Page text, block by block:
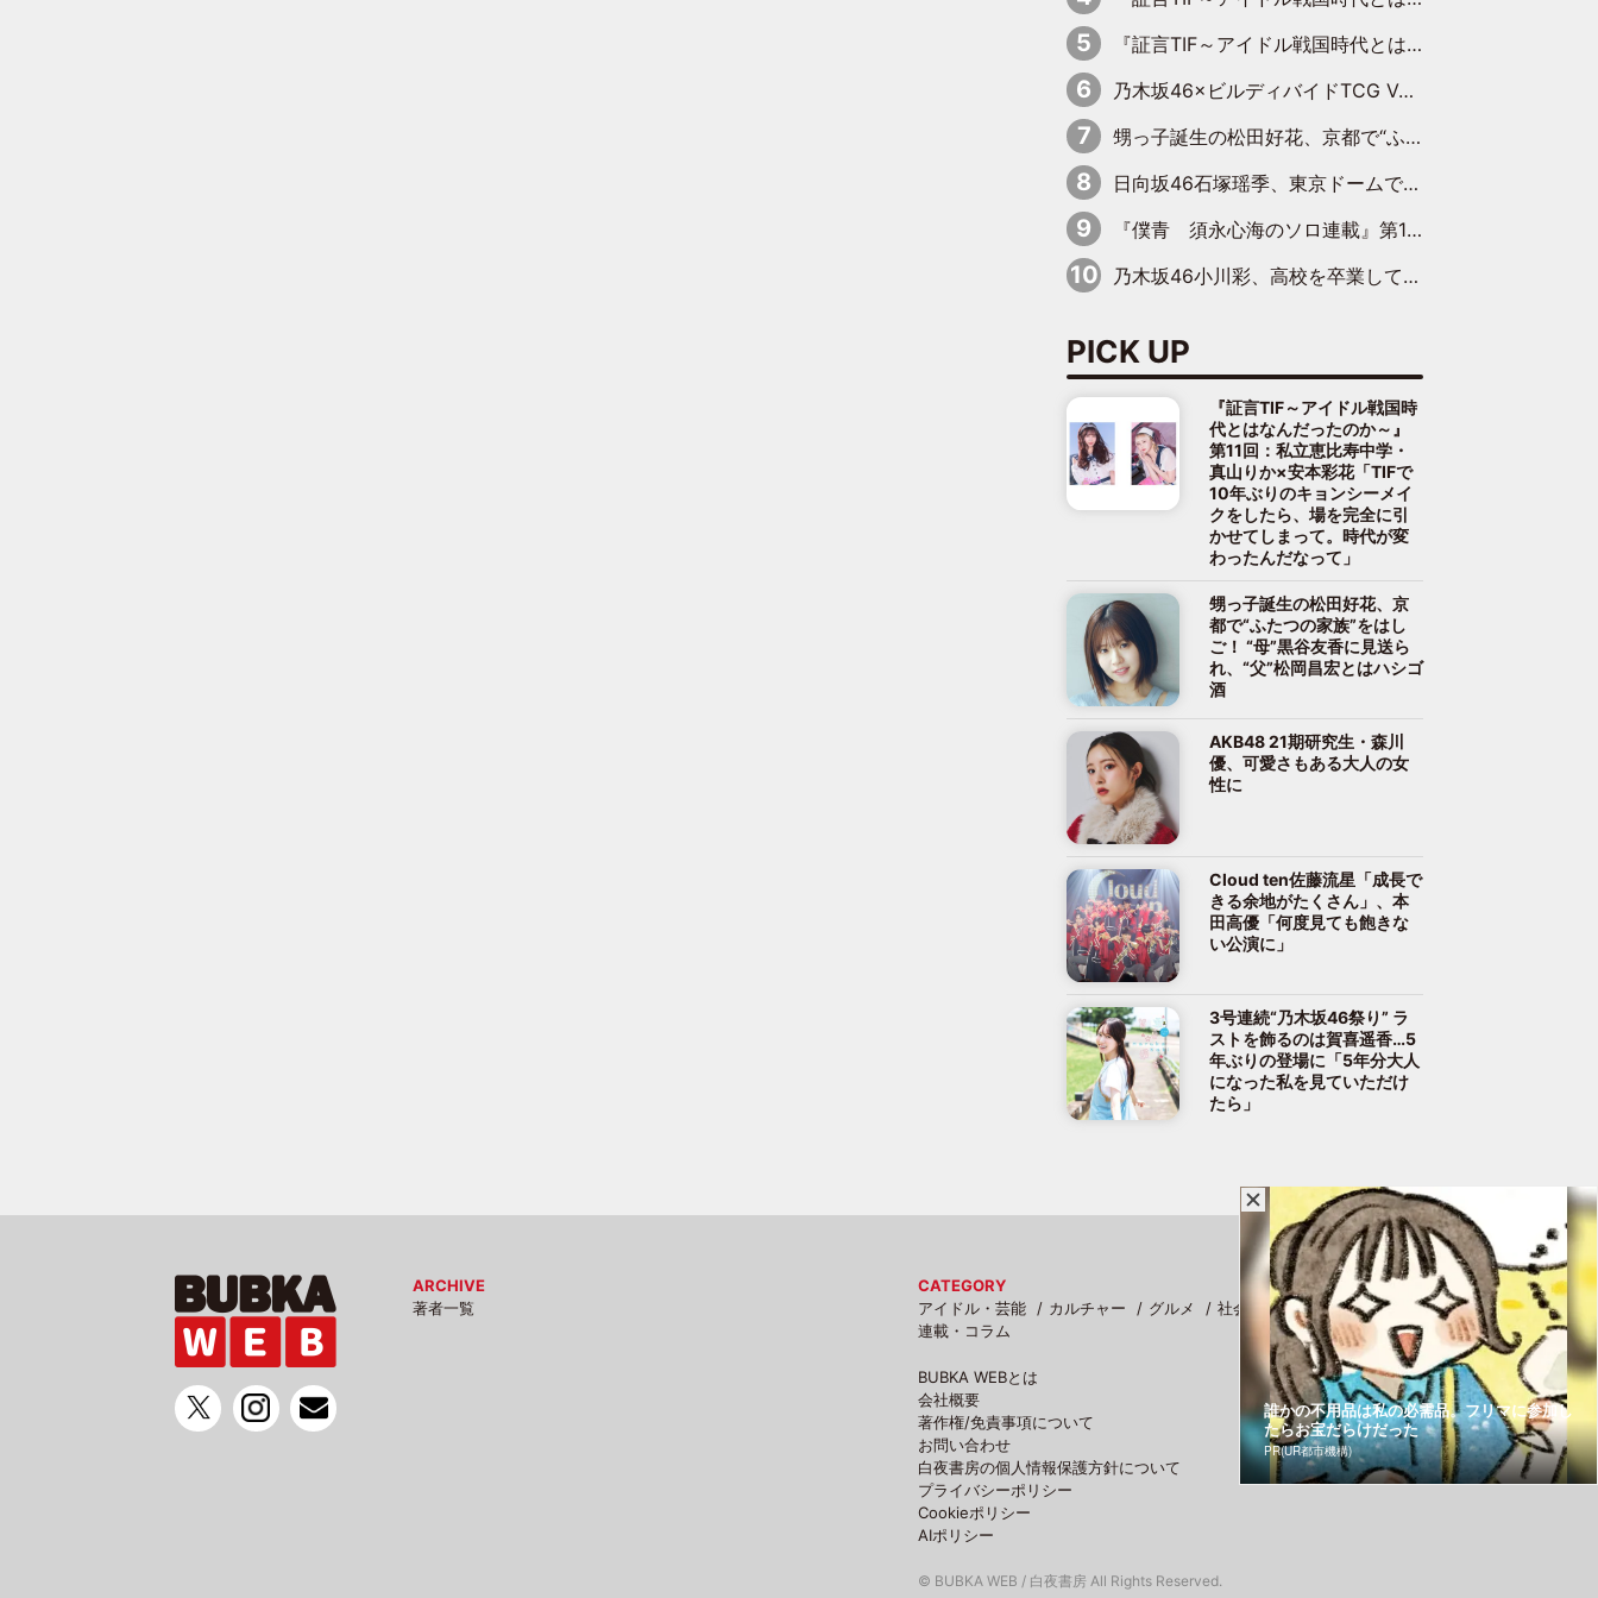
『証言TIF～アイドル戦国時代とはなんだったのか～』第10回：さくら学院・武藤彩未×飯田らうら「正直、中3で辞めるというのを信じてなくて。そう言われてはいたけど、嘘でしょって」
乃木坂46×ビルディバイドTCG Vol.2公開 賀喜遥香＆田村真佑が『京まふ』ステージに登壇
甥っ子誕生の松田好花、京都で“ふたつの家族”をはしご！ “母”黒谷友香に見送られ、“父”松岡昌宏とはハシゴ酒
日向坂46石塚瑶季、東京ドームで“観戦バレ”！ ナイツ・塙も認めた「巨人に詳しすぎるアイドル」は元VENUSスクール生で杉内コーチ推し⁉
『僕青 須永心海のソロ連載』第18回：「バーゲンセールハンターみうな inしまむら」編
乃木坂46小川彩、高校を卒業して初めてのグラビア「大人になった感じがしました(笑)」
PICK UP
『証言TIF～アイドル戦国時
代とはなんだったのか～』
第11回：私立恵比寿中学・
真山りか×安本彩花「TIFで
10年ぶりのキョンシーメイ
クをしたら、場を完全に引
かせてしまって。時代が変
わったんだなって」
甥っ子誕生の松田好花、京
都で“ふたつの家族”をはし
ご！ “母”黒谷友香に見送ら
れ、“父”松岡昌宏とはハシゴ
酒
AKB48 21期研究生・森川
優、可愛さもある大人の女
性に
Cloud ten佐藤流星「成長で
きる余地がたくさん」、本
田高優「何度見ても飽きな
い公演に」
3号連続“乃木坂46祭り” ラ
ストを飾るのは賀喜遥香…5
年ぶりの登場に「5年分大人
になった私を見ていただけ
たら」
ARCHIVE
著者一覧
CATEGORY
アイドル・芸能
カルチャー グルメ 社会
スポーツ
連載・コラム
BUBKA WEBとは
会社概要
著作権/免責事項について
お問い合わせ
白夜書房の個人情報保護方針について
プライバシーポリシー
Cookieポリシー
AIポリシー
© BUBKA WEB / 白夜書房 All Rights Reserved.
誰かの不用品は私の必需品。フリマに参加し
たらお宝だらけだった
PR(UR都市機構)